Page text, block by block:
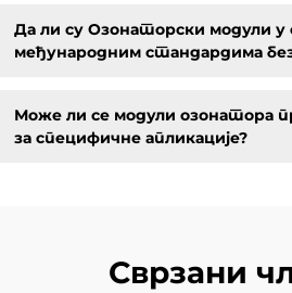
Да ли су Озонаторски модули у
међународним стандардима
Може ли се модули озонатора
за специфичне апликације?
Сврзани